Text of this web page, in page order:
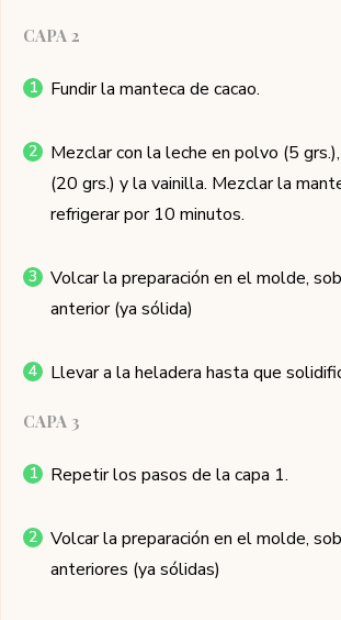
CAPA 2
Fundir la manteca de cacao.
Mezclar con la leche en polvo (5
(20 grs.) y la vainilla. Mezclar la
refrigerar por 10 minutos.
Volcar la preparación en el molde,
anterior (ya sólida)
Llevar a la heladera hasta que
CAPA 3
Repetir los pasos de la capa 1.
Volcar la preparación en el molde,
anteriores (ya sólidas)